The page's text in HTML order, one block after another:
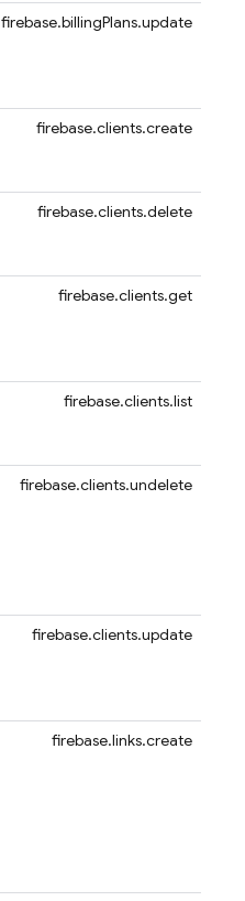
firebase.billingPlans.update
firebase.clients.create
firebase.clients.delete
firebase.clients.get
firebase.clients.list
firebase.clients.undelete
firebase.clients.update
firebase.links.create